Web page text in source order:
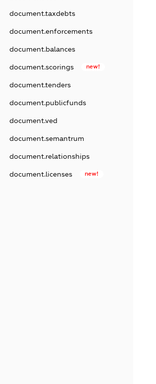
document.taxdebts
document.enforcements
document.balances
document.scorings new!
document.tenders
document.publicfunds
document.ved
document.semantrum
document.relationships
document.licenses new!